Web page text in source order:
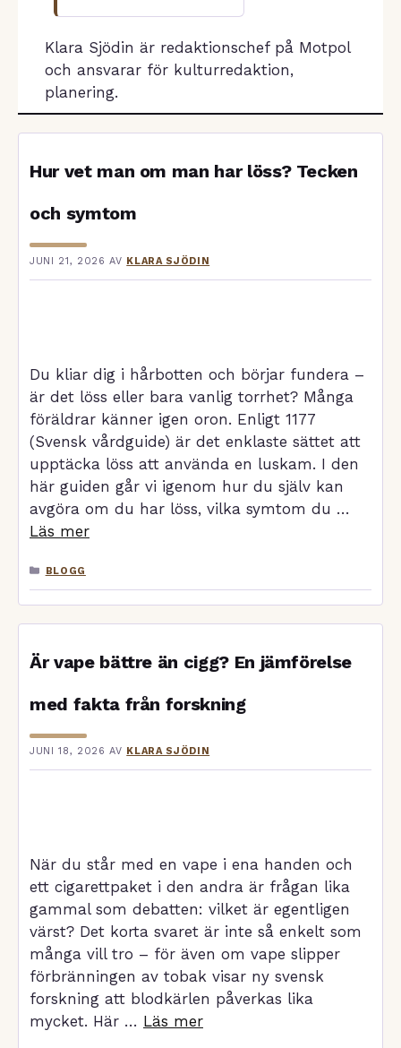
Klara Sjödin är redaktionschef på Motpol
och ansvarar för kulturredaktion,
planering.
Hur vet man om man har löss? Tecken
och symtom
JUNI 21, 2026 AV KLARA SJÖDIN
Du kliar dig i hårbotten och börjar fundera –
är det löss eller bara vanlig torrhet? Många
föräldrar känner igen oron. Enligt 1177
(Svensk vårdguide) är det enklaste sättet att
upptäcka löss att använda en luskam. I den
här guiden går vi igenom hur du själv kan
avgöra om du har löss, vilka symtom du …
Läs mer
KATEGORIER
BLOGG
Är vape bättre än cigg? En jämförelse
med fakta från forskning
JUNI 18, 2026 AV KLARA SJÖDIN
När du står med en vape i ena handen och
ett cigarettpaket i den andra är frågan lika
gammal som debatten: vilket är egentligen
värst? Det korta svaret är inte så enkelt som
många vill tro – för även om vape slipper
förbränningen av tobak visar ny svensk
forskning att blodkärlen påverkas lika
mycket. Här … Läs mer